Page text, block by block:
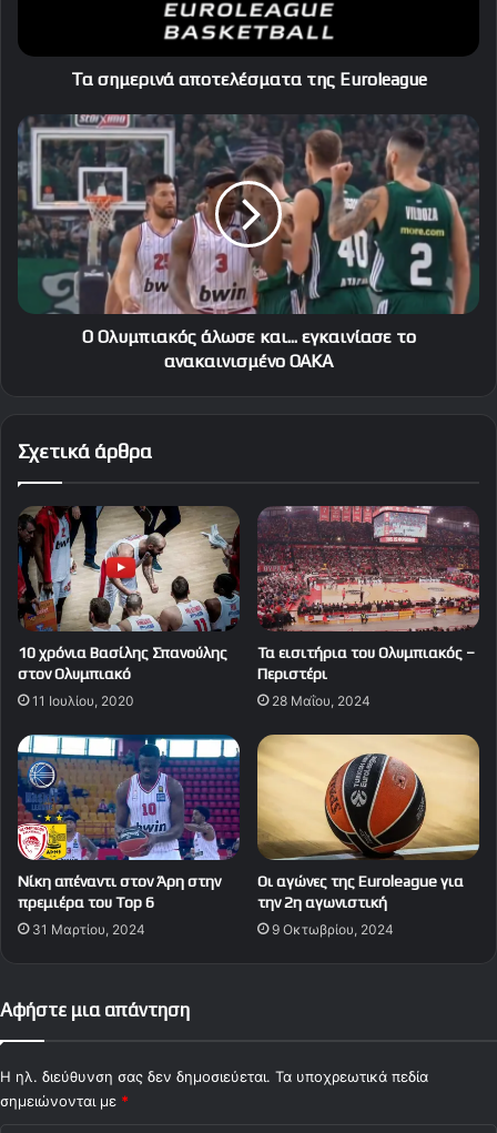
Τα σημερινά αποτελέσματα της Euroleague
O
Ολυμπιακός
άλωσε
και...
εγκαινίασε
το
ανακαινισμένο
ΟΑΚΑ
O Ολυμπιακός άλωσε και... εγκαινίασε το
ανακαινισμένο ΟΑΚΑ
Σχετικά άρθρα
10 χρόνια Βασίλης Σπανούλης
στον Ολυμπιακό
11 Ιουλίου, 2020
Τα εισιτήρια του Ολυμπιακός –
Περιστέρι
28 Μαΐου, 2024
Νίκη απέναντι στον Άρη στην
πρεμιέρα του Top 6
31 Μαρτίου, 2024
Οι αγώνες της Euroleague για
την 2η αγωνιστική
9 Οκτωβρίου, 2024
Αφήστε μια απάντηση
Η ηλ. διεύθυνση σας δεν δημοσιεύεται. Τα υποχρεωτικά πεδία
σημειώνονται με *